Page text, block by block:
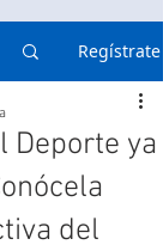
Regístrate
Deporte ya
del